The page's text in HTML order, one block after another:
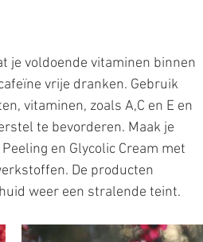
je voldoende vitaminen binnen
vrije dranken. Gebruik
vitaminen, zoals A,C en E en
te bevorderen. Maak je
en Glycolic Cream met
De producten
weer een stralende teint.